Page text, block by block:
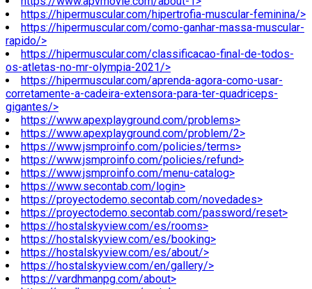
https://hipermuscular.com/hipertrofia-muscular-feminina/>
https://hipermuscular.com/como-ganhar-massa-muscular-
rapido/>
https://hipermuscular.com/classificacao-final-de-todos-
os-atletas-no-mr-olympia-2021/>
https://hipermuscular.com/aprenda-agora-como-usar-
corretamente-a-cadeira-extensora-para-ter-quadriceps-
gigantes/>
https://www.apexplayground.com/problems>
https://www.apexplayground.com/problem/2>
https://www.jsmproinfo.com/policies/terms>
https://www.jsmproinfo.com/policies/refund>
https://www.jsmproinfo.com/menu-catalog>
https://www.secontab.com/login>
https://proyectodemo.secontab.com/novedades>
https://proyectodemo.secontab.com/password/reset>
https://hostalskyview.com/es/rooms>
https://hostalskyview.com/es/booking>
https://hostalskyview.com/es/about/>
https://hostalskyview.com/en/gallery/>
https://vardhmanpg.com/about>